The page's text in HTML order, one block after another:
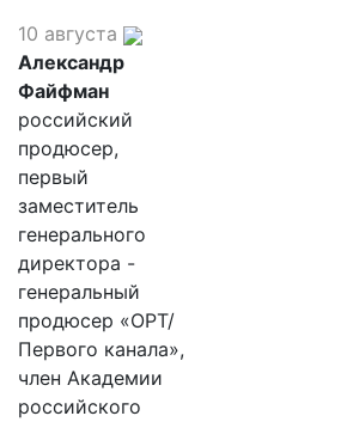
10 августа
Александр
Файфман
российский
продюсер,
первый
заместитель
генерального
директора -
генеральный
продюсер «ОРТ/
Первого канала»,
член Академии
российского